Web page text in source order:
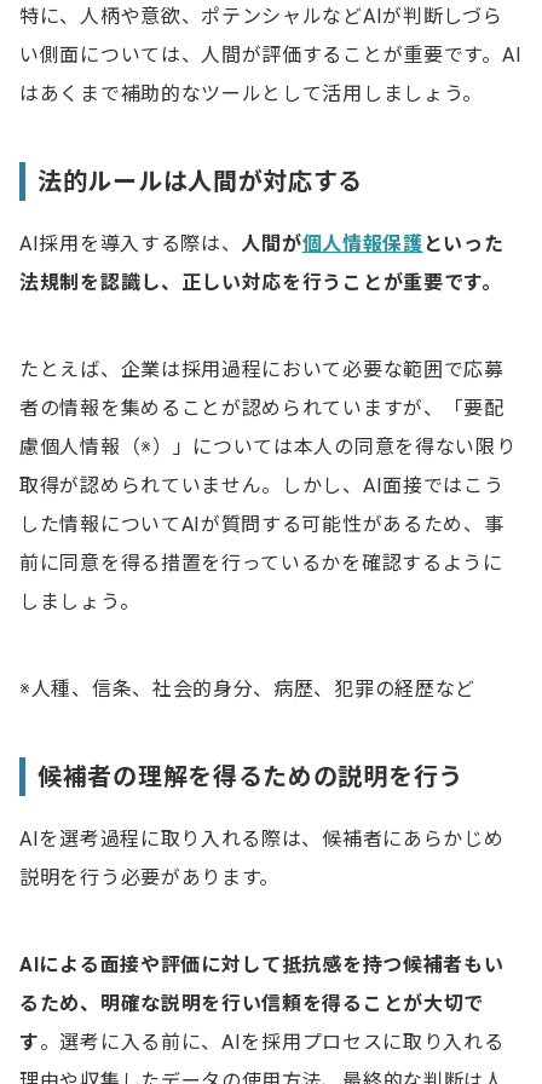
特に、人柄や意欲、ポテンシャルなどAIが判断しづら
い側面については、人間が評価することが重要です。AI
はあくまで補助的なツールとして活用しましょう。
法的ルールは人間が対応する
AI採用を導入する際は、人間が個人情報保護 といった
法規制を認識し、正しい対応を行うことが重要です。
たとえば、企業は採用過程において必要な範囲で応募
者の情報を集めることが認められていますが、「要配
慮個人情報（※）」については本人の同意を得ない限り
取得が認められていません。しかし、AI面接ではこう
した情報についてAIが質問する可能性があるため、事
前に同意を得る措置を行っているかを確認するように
しましょう。
※人種、信条、社会的身分、病歴、犯罪の経歴など
候補者の理解を得るための説明を行う
AIを選考過程に取り入れる際は、候補者にあらかじめ
説明を行う必要があります。
AIによる面接や評価に対して抵抗感を持つ候補者もい
るため、明確な説明を行い信頼を得ることが大切で
す。選考に入る前に、AIを採用プロセスに取り入れる